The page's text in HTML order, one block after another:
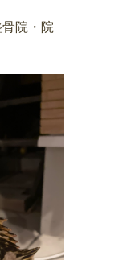
院・院